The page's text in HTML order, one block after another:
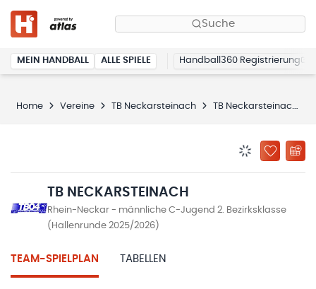
Suche
MEIN HANDBALL ALLE SPIELE Handball360 Registrierung
Home Vereine TB Neckarsteinach TB Neckarsteinach
ZU
TB NECKARSTEINACH
Rhein-Neckar - männliche C-Jugend 2. Bezirksklasse
(Hallenrunde 2025/2026)
TEAM-SPIELPLAN TABELLEN